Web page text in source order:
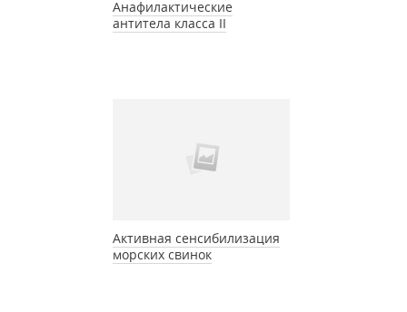
Анафилактические
антитела класса II
Активная сенсибилизация
морских свинок